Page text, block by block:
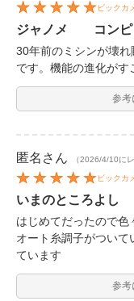
ビックカ
ジャノメ コンピ
30年前のミシンが壊
です。機能の進化がす
参考
匿名 さん （2026/4/10に
ビックカ
いまのところよし
はじめてだったので色
オート糸調子がついて
ています
参考